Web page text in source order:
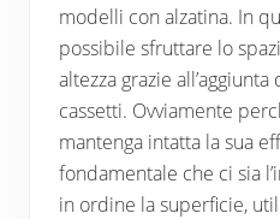
modelli con alzatina. In
possibile sfruttare lo
altezza grazie
cassetti. Ovviamente
mantenga intatta la sua
fondamentale che ci sia
in ordine la superficie,